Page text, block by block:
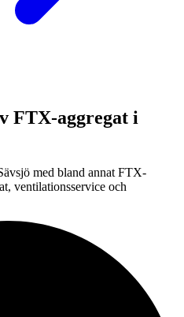
FTX-aggregat i
med bland annat FTX-
ventilationsservice och